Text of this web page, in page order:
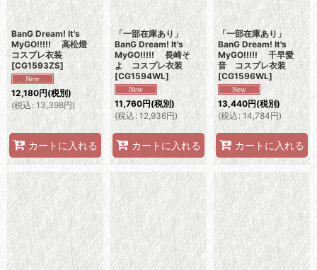
BanG Dream! It's
MyGO!!!!! 高松燈
コスプレ衣装
[CG1593ZS]
12,180円(税別)
(税込: 13,398円)
カートに入れる
「一部在庫あり」
BanG Dream! It's
MyGO!!!!! 長崎そ
よ コスプレ衣装
[CG1594WL]
11,760円(税別)
(税込: 12,936円)
カートに入れる
「一部在庫あり」
BanG Dream! It's
MyGO!!!!! 千早愛
音 コスプレ衣装
[CG1596WL]
13,440円(税別)
(税込: 14,784円)
カートに入れる